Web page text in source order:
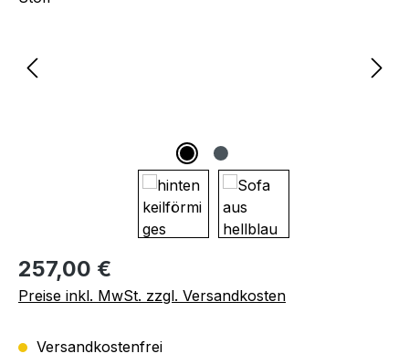
Regulärer Preis:
257,00 €
Preise inkl. MwSt. zzgl. Versandkosten
Versandkostenfrei